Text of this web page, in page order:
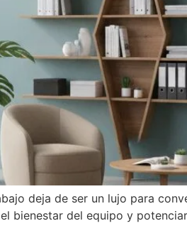
deja de ser un lujo para
bienestar del equipo y